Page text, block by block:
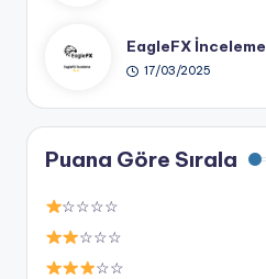
EagleFX İnceleme
17/03/2025
Puana Göre Sırala
☆☆☆☆
☆☆☆
☆☆